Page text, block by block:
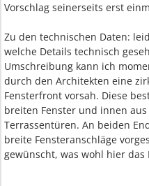
Vorschlag seinerseits erst
Zu den technischen Daten:
welche Details technisch
Umschreibung kann ich
durch den Architekten eine
Fensterfront vorsah. Diese
breiten Fenster und innen
Terrassentüren. An beiden
breite Fensteranschläge
gewünscht, was wohl hier das